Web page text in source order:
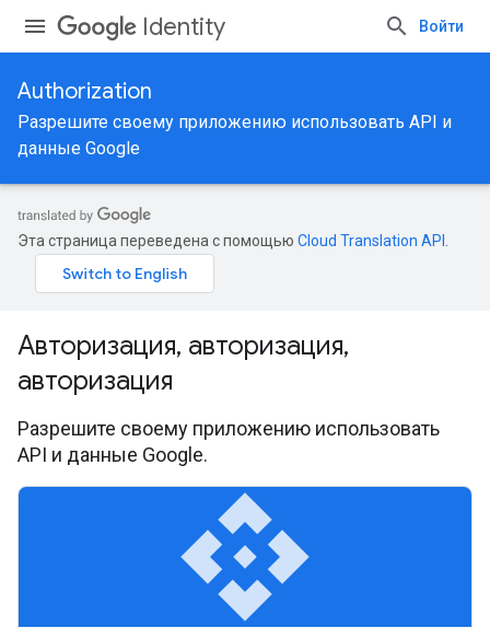
Identity Войти
Authorization
Разрешите своему приложению использовать API и
данные Google
Эта страница переведена с помощью Cloud Translation API
Авторизация, авторизация,
авторизация
Разрешите своему приложению использовать
API и данные Google.
api